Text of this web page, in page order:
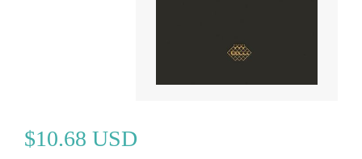
$10.68 USD